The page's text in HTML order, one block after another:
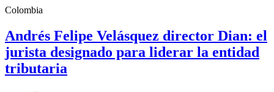
Colombia
Andrés Felipe Velásquez director Dian: el
jurista designado para liderar la entidad
tributaria